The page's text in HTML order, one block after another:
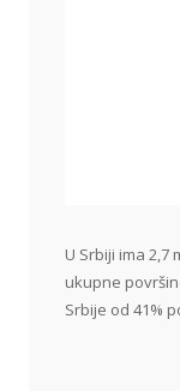
U Srbiji ima 2,7
ukupne
Srbije od 41%